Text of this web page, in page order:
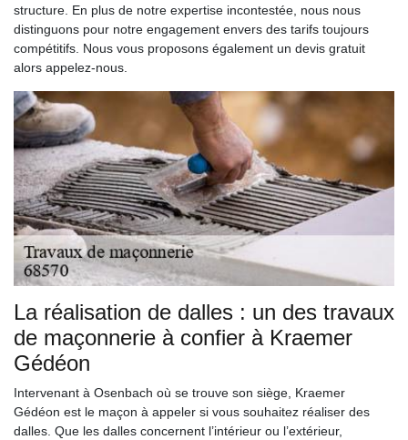
structure. En plus de notre expertise incontestée, nous nous
distinguons pour notre engagement envers des tarifs toujours
compétitifs. Nous vous proposons également un devis gratuit
alors appelez-nous.
La réalisation de dalles : un des travaux
de maçonnerie à confier à Kraemer
Gédéon
Intervenant à Osenbach où se trouve son siège, Kraemer
Gédéon est le maçon à appeler si vous souhaitez réaliser des
dalles. Que les dalles concernent l’intérieur ou l’extérieur,